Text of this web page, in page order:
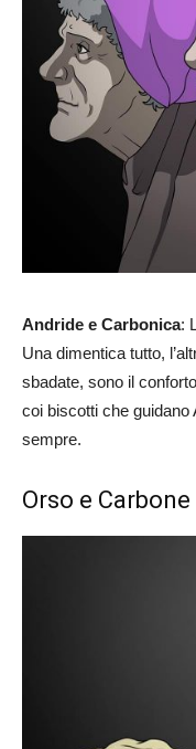
Andride e Carbonica:
Una dimentica tutto,
sbadate, sono il
coi biscotti che guidano
sempre.
Orso e Carbone